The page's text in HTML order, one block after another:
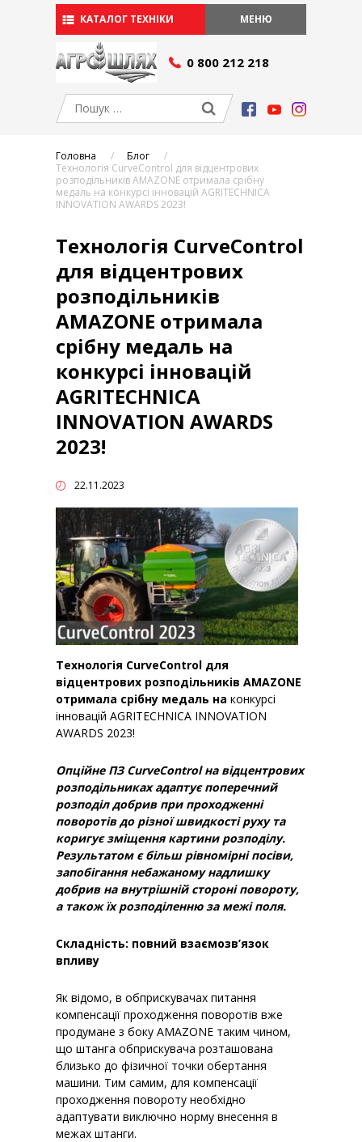
0 800 212 218
МЕНЮ
КАТАЛОГ ТЕХНІКИ
СЕРВІС І ЗАПЧАСТИНИ
Сервіс
АКЦІЇ
Умови фінансування
Виробники
Вакансії
КОНТАКТИ
УКР
РУ
Головна
Блог
Технологія CurveControl для відцентрових
розподільників AMAZONE отримала срібну
медаль на конкурсі інновацій AGRITECHNICA
INNOVATION AWARDS 2023!
Технологія CurveControl
для відцентрових
розподільників
AMAZONE отримала
срібну медаль на
конкурсі інновацій
AGRITECHNICA
INNOVATION AWARDS
2023!
22.11.2023
Технологія CurveControl для
відцентрових розподільників AMAZONE
отримала срібну медаль на конкурсі
інновацій AGRITECHNICA INNOVATION
AWARDS 2023!
Опційне ПЗ CurveControl на відцентрових
розподільниках адаптує поперечний
розподіл добрив при проходженні
поворотів до різної швидкості руху та
коригує зміщення картини розподілу.
Результатом є більш рівномірні посіви,
запобігання небажаному надлишку
добрив на внутрішній стороні повороту,
а також їх розподіленню за межі поля.
Складність: повний взаємозв’язок
впливу
Як відомо, в обприскувачах питання
компенсації проходження поворотів вже
продумане з боку AMAZONE таким чином,
що штанга обприскувача розташована
близько до фізичної точки обертання
машини. Тим самим, для компенсації
проходження повороту необхідно
адаптувати виключно норму внесення в
межах штанги.